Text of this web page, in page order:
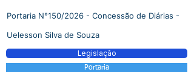
Portaria N°150/2026 - Concessão de Diárias -
Uelesson Silva de Souza
Legislação
Portaria